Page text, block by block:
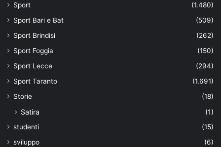
Sport
(1.480)
Sport Bari e Bat
(509)
Sport Brindisi
(262)
Sport Foggia
(150)
Sport Lecce
(294)
Sport Taranto
(1.691)
Storie
(18)
Satira (1)
studenti
(15)
sviluppo
(6)